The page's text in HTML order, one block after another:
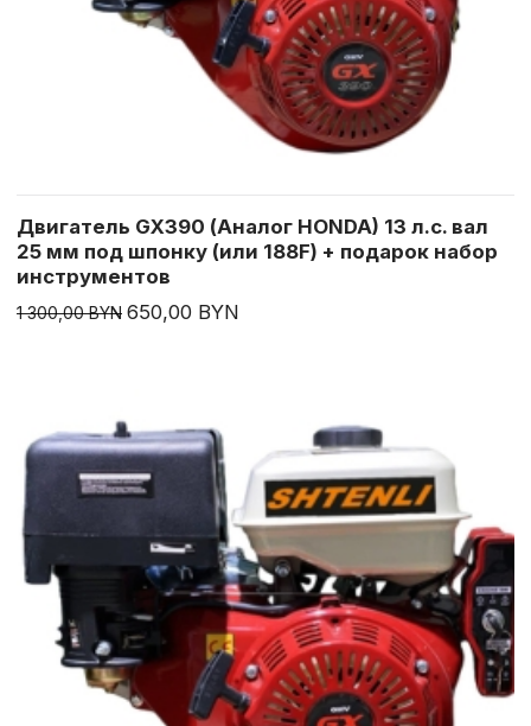
Двигатель GX390 (Аналог HONDA) 13 л.с. вал
25 мм под шпонку (или 188F) + подарок набор
инструментов
1 300,00 BYN 650,00 BYN